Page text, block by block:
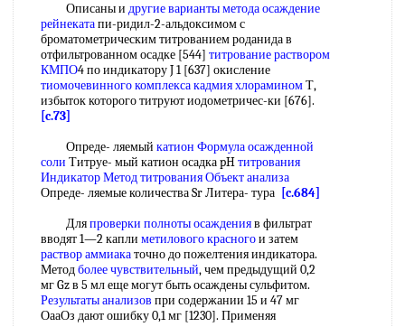
Описаны и другие вариантыметода осаждение
рейнекатапи-ридил-2-альдоксимом с
броматометрическим титрованием роданида в
отфильтрованном осадке [544] титрование раствором
КМПО4 по индикатору J 1 [637] окисление
тиомочевинного комплексакадмия хлораминомТ,
избыток которого титруют иодометричес-ки [676].
[c.73]
Опреде- ляемый катион Формулаосажденной
соли Титруе- мый катион осадка pHтитрования
Индикатор Метод титрованияОбъект анализа
Опреде- ляемые количества Sr Литера- тура [c.684]
Дляпроверки полноты осажденияв фильтрат
вводят 1—2 капли метилового красногои затем
раствор аммиакаточно до пожелтения индикатора.
Методболее чувствительный, чем предыдущий 0,2
мг Gz в 5 мл еще могут быть осаждены сульфитом.
Результаты анализов при содержании 15 и 47 мг
ОааОз дают ошибку 0,1 мг [1230]. Применяя